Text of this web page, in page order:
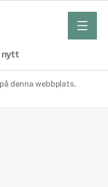
nytt
meny
denna webbplats.